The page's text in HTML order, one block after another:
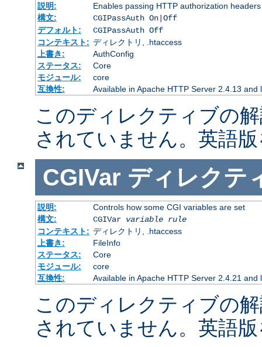
説明:
Enables passing HTTP authorization
構文:
CGIPassAuth On|Off
デフォルト:
CGIPassAuth Off
コンテキスト: ディレクトリ, .htaccess
上書き:
AuthConfig
ステータス:
Core
モジュール:
core
互換性:
Available in Apache HTTP Server 2.4.13 and
このディレクティブの
されていません。英語
CGIVar ディレクテ
説明:
Controls how some CGI variables are set
構文:
CGIVar variable rule
コンテキスト: ディレクトリ, .htaccess
上書き:
FileInfo
ステータス:
Core
モジュール:
core
互換性:
Available in Apache HTTP Server 2.4.21 and
このディレクティブの
されていません。英語